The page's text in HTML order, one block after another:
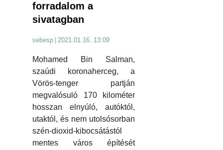
forradalom a
sivatagban
sebesp 2021.01.16. 13:09
Mohamed Bin Salman,
szaúdi koronaherceg, a
Vörös-tenger partján
megvalósuló 170 kilométer
hosszan elnyúló, autóktól,
utaktól, és nem utolsósorban
szén-dioxid-kibocsátástól
mentes város építését